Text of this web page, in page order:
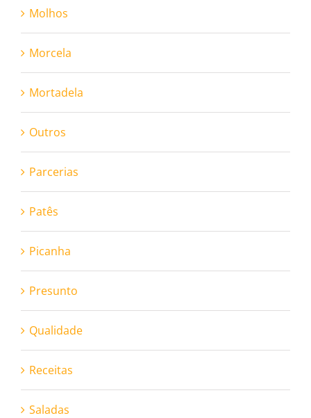
Molhos
Morcela
Mortadela
Outros
Parcerias
Patês
Picanha
Presunto
Qualidade
Receitas
Saladas